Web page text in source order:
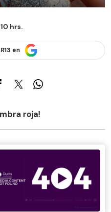
hrs.
en
roja!